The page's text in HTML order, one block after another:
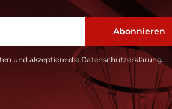
und akzeptiere die Datenschutzerklärung.